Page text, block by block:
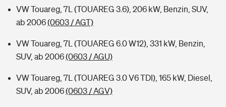
VW Touareg, 7L (TOUAREG 3.6), 206 kW, Benzin, SUV,
ab 2006(0603 / AGT)
VW Touareg, 7L (TOUAREG 6.0 W12), 331 kW, Benzin,
SUV, ab 2006(0603 / AGU)
VW Touareg, 7L (TOUAREG 3.0 V6 TDI), 165 kW, Diesel,
SUV, ab 2006(0603 / AGV)